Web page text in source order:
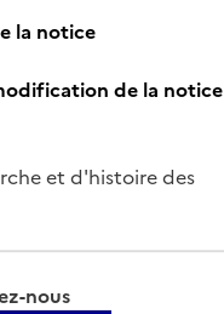
la notice
de la notice
et d'histoire des
nous